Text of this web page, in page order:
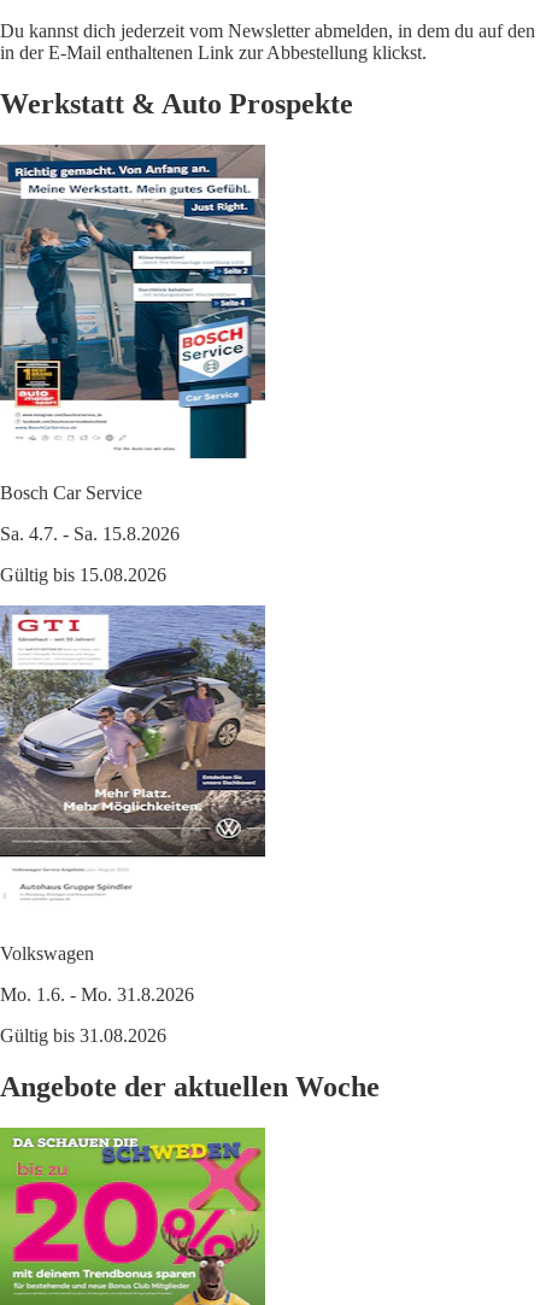
Du kannst dich jederzeit vom Newsletter abmelden, in dem du auf den
in der E-Mail enthaltenen Link zur Abbestellung klickst.
Werkstatt & Auto Prospekte
Bosch Car Service
Sa. 4.7. - Sa. 15.8.2026
Gültig bis 15.08.2026
Volkswagen
Mo. 1.6. - Mo. 31.8.2026
Gültig bis 31.08.2026
Angebote der aktuellen Woche